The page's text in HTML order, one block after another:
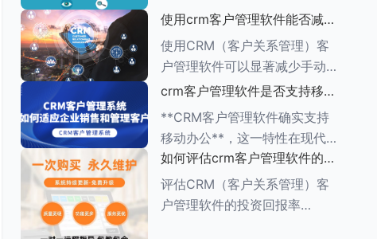
也有所不同。
一系列保障措施，这些措施旨在
和可用性。以下是一些关键的保
障措施： ###数据加密与存储
安全
使用crm客户管理软件能否减少
手动输入数据的工作量
使用CRM（客户关系管理）客
户管理软件可以显著减少手动输
入数据的工作量，原因如下：
1.**自动化数据收集**： -CRM
系统通常具有自动化数据捕获功
能，能够从多个来源
crm客户管理软件是否支持移动
办公
**CRM客户管理软件确实支持
移动办公**，这一特性在现代企
业管理中具有重要意义。以下是
对CRM客户管理软件支持移动
办公的详细阐述： ###一、移
如何评估crm客户管理软件的投
资回报率
评估CRM（客户关系管理）客
户管理软件的投资回报率